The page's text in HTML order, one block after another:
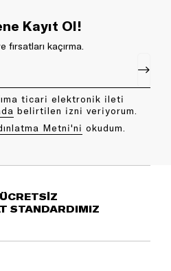
Kayıt Ol!
fırsatları kaçırma.
ticari elektronik ileti
belirtilen izni veriyorum.
Metni'ni okudum.
STANDARDIMIZ